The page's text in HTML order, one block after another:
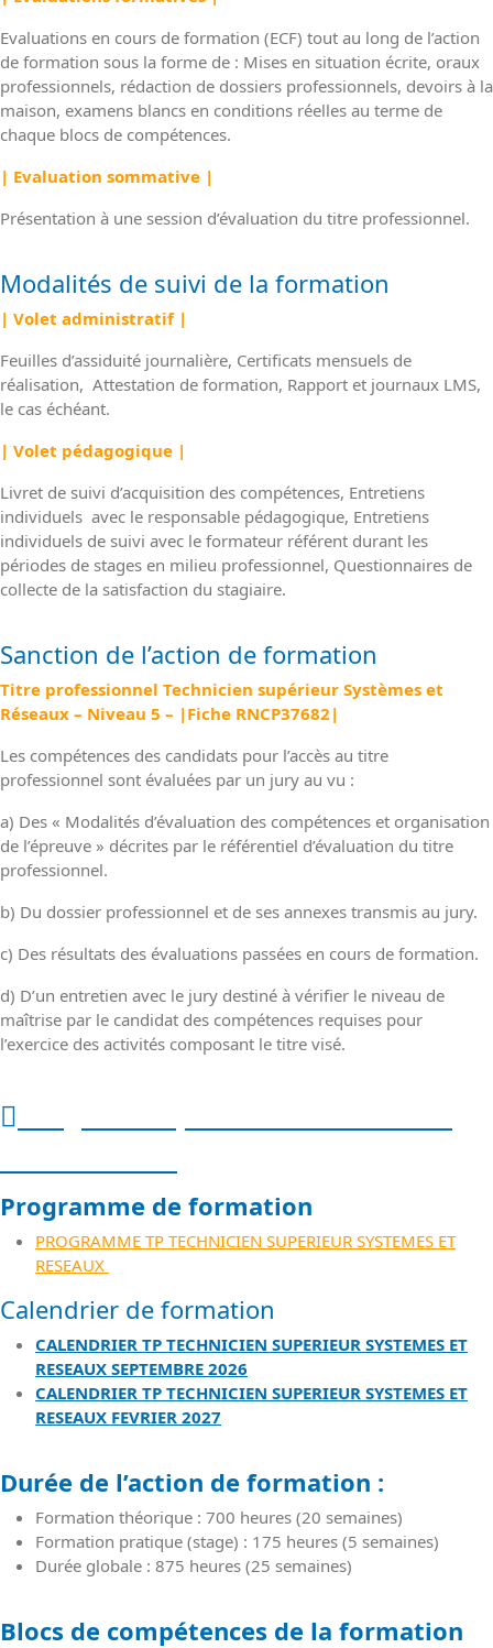
Evaluations en cours de formation (ECF) tout au long de l’action
de formation sous la forme de : Mises en situation écrite, oraux
professionnels, rédaction de dossiers professionnels, devoirs à la
maison, examens blancs en conditions réelles au terme de
chaque blocs de compétences.
| Evaluation sommative |
Présentation à une session d’évaluation du titre professionnel.
Modalités de suivi de la formation
| Volet administratif |
Feuilles d’assiduité journalière, Certificats mensuels de
réalisation, Attestation de formation, Rapport et journaux LMS,
le cas échéant.
| Volet pédagogique |
Livret de suivi d’acquisition des compétences, Entretiens
individuels avec le responsable pédagogique, Entretiens
individuels de suivi avec le formateur référent durant les
périodes de stages en milieu professionnel, Questionnaires de
collecte de la satisfaction du stagiaire.
Sanction de l’action de formation
Titre professionnel Technicien supérieur Systèmes et
Réseaux – Niveau 5 – |Fiche RNCP37682|
Les compétences des candidats pour l’accès au titre
professionnel sont évaluées par un jury au vu :
a) Des « Modalités d’évaluation des compétences et organisation
de l’épreuve » décrites par le référentiel d’évaluation du titre
professionnel.
b) Du dossier professionnel et de ses annexes transmis au jury.
c) Des résultats des évaluations passées en cours de formation.
d) D’un entretien avec le jury destiné à vérifier le niveau de
maîtrise par le candidat des compétences requises pour
l’exercice des activités composant le titre visé.
Programme de formation
PROGRAMME TP TECHNICIEN SUPERIEUR SYSTEMES ET
RESEAUX
Calendrier de formation
CALENDRIER TP TECHNICIEN SUPERIEUR SYSTEMES ET
RESEAUX SEPTEMBRE 2026
CALENDRIER TP TECHNICIEN SUPERIEUR SYSTEMES ET
RESEAUX FEVRIER 2027
Durée de l’action de formation :
Formation théorique : 700 heures (20 semaines)
Formation pratique (stage) : 175 heures (5 semaines)
Durée globale : 875 heures (25 semaines)
Blocs de compétences de la formation